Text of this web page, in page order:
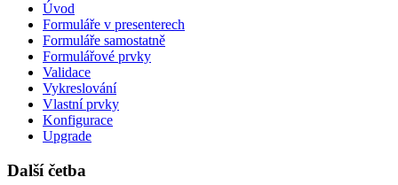
Úvod
Formuláře v presenterech
Formuláře samostatně
Formulářové prvky
Validace
Vykreslování
Vlastní prvky
Konfigurace
Upgrade
Další četba